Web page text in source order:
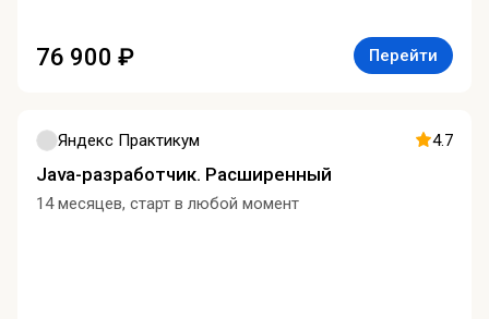
76 900 ₽ Перейти
Яндекс Практикум 4.7
Java-разработчик. Расширенный
14 месяцев, старт в любой момент